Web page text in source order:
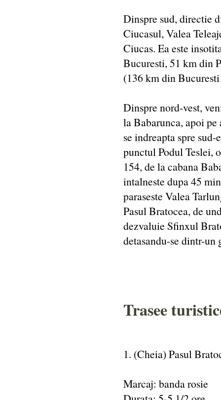
Dinspre sud, directie
Ciucasul, Valea
Ciucas. Ea este
Bucuresti, 51 km din
(136 km din
Dinspre nord-vest,
la Babarunca, apoi
se indreapta spre
punctul Podul Teslei,
154, de la cabana
intalneste dupa 45
paraseste Valea
Pasul Bratocea, de
dezvaluie Sfinxul
detasandu-se dintr-
Trasee
1. (Cheia) Pasul
Marcaj: banda rosie